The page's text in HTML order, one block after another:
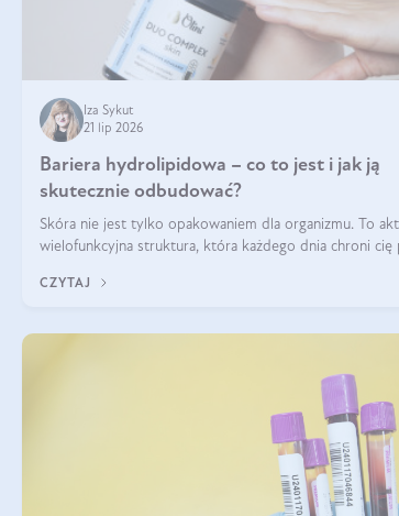
Iza Sykut
21 lip 2026
Bariera hydrolipidowa – co to jest i jak ją
skutecznie odbudować?
Skóra nie jest tylko opakowaniem dla organizmu. To
wielofunkcyjna struktura, która każdego dnia chroni cię
środowiskowymi. Jednym z jej kluczowych elementów
CZYTAJ